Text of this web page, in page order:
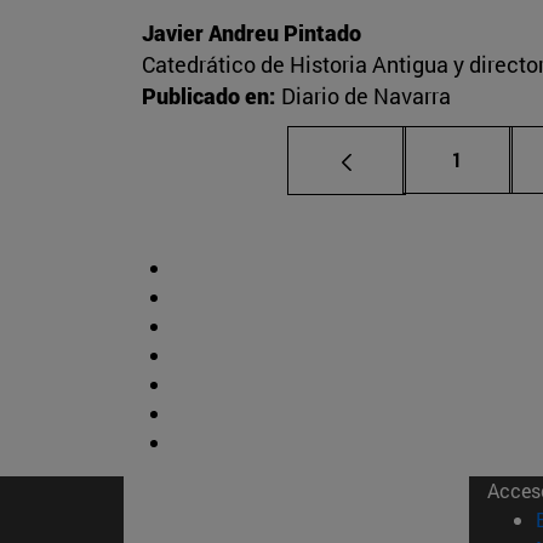
Javier Andreu Pintado
Catedrático de Historia Antigua y
Publicado en: Diario de Navarra
Página
1